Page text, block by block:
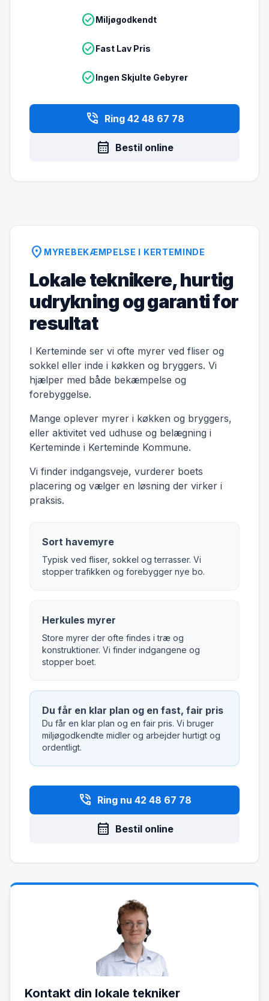
check_circleMiljøgodkendt
check_circleFast Lav Pris
check_circleIngen Skjulte Gebyrer
phone_in_talk Ring 42 48 67 78
calendar_month Bestil online
location_on MYREBEKÆMPELSE I KERTEMINDE
Lokale teknikere, hurtig
udrykning og garanti for
resultat
I Kerteminde ser vi ofte myrer ved fliser og
sokkel eller inde i køkken og bryggers. Vi
hjælper med både bekæmpelse og
forebyggelse.
Mange oplever myrer i køkken og bryggers,
eller aktivitet ved udhuse og belægning i
Kerteminde i Kerteminde Kommune.
Vi finder indgangsveje, vurderer boets
placering og vælger en løsning der virker i
praksis.
Sort havemyre
Typisk ved fliser, sokkel og terrasser. Vi
stopper trafikken og forebygger nye bo.
Herkules myrer
Store myrer der ofte findes i træ og
konstruktioner. Vi finder indgangene og
stopper boet.
Du får en klar plan og en fast, fair pris
Du får en klar plan og en fair pris. Vi bruger
miljøgodkendte midler og arbejder hurtigt og
ordentligt.
phone_in_talk Ring nu 42 48 67 78
calendar_month Bestil online
Kontakt din lokale tekniker